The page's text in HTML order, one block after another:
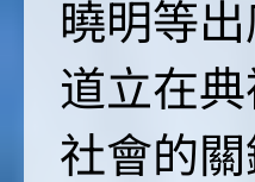
曉明等
道立在
社會的